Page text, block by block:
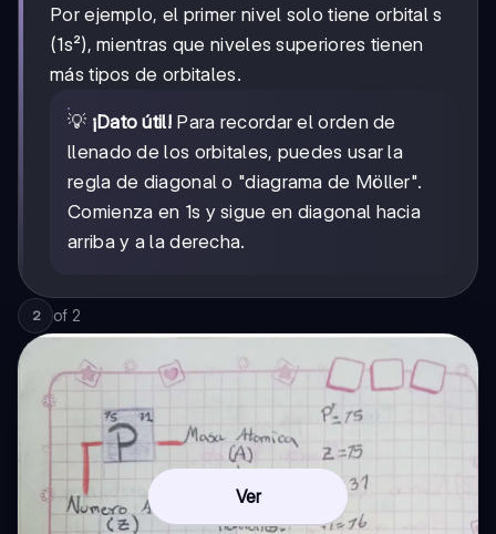
Por ejemplo, el primer nivel solo tiene orbital s
(1s²), mientras que niveles superiores tienen
más tipos de orbitales.
💡 ¡Dato útil!Para recordar el orden de
llenado de los orbitales, puedes usar la
regla de diagonal o "diagrama de Möller".
Comienza en 1s y sigue en diagonal hacia
arriba y a la derecha.
2 of 2
Ver